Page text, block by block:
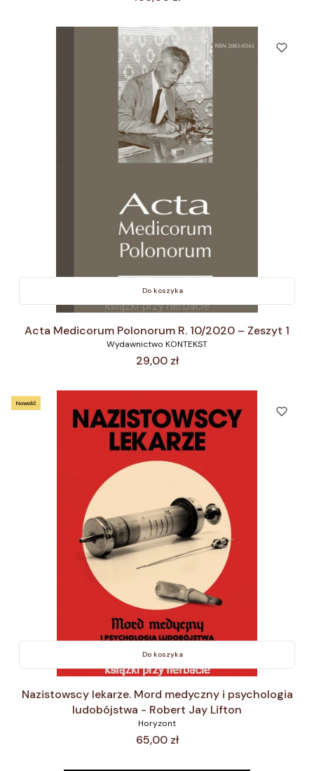
Do koszyka
Acta Medicorum Polonorum R. 10/2020 – Zeszyt 1
Wydawnictwo KONTEKST
Cena
29,00 zł
Nowość
Do koszyka
Nazistowscy lekarze. Mord medyczny i psychologia
ludobójstwa - Robert Jay Lifton
Horyzont
Cena
65,00 zł